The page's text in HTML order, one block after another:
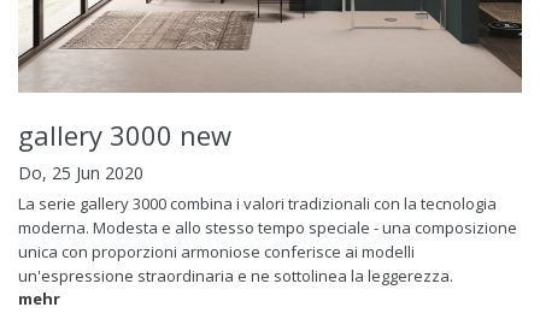
gallery 3000 new
Do, 25 Jun 2020
La serie gallery 3000 combina i valori tradizionali con la tecnologia
moderna. Modesta e allo stesso tempo speciale - una composizione
unica con proporzioni armoniose conferisce ai modelli
un'espressione straordinaria e ne sottolinea la leggerezza.
mehr